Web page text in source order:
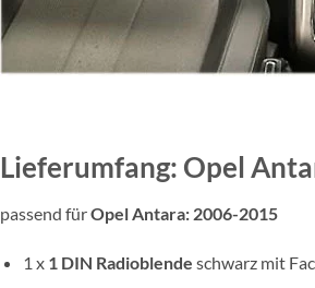
Lieferumfang: Opel
passend fürOpel Antara: 2006-2015
1 x 1 DIN Radioblende schwarz mit